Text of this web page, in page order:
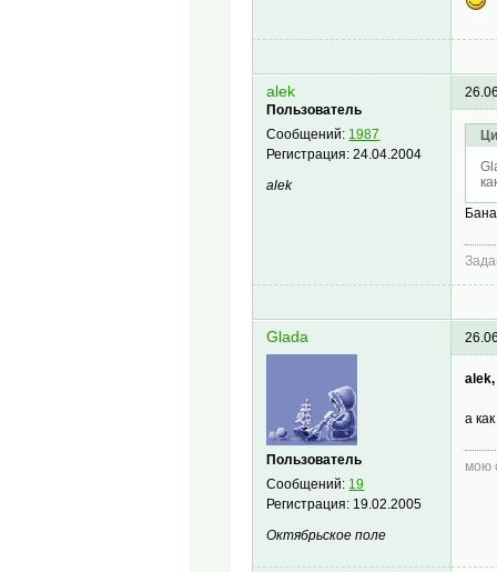
alek
Пользователь
Сообщений: 1987
Регистрация:24.04.2004
alek
Glada
Пользователь
Сообщений: 19
Регистрация: 19.02.2005
Октябрьское поле
alek,
а
мою